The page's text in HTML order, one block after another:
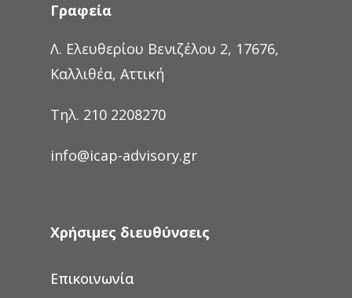
Γραφεία
Λ. Ελευθερίου Βενιζέλου 2, 17676,
Καλλιθέα, Αττική
Τηλ. 210 2208270
info@icap-advisory.gr
Χρήσιμες διευθύνσεις
Επικοινωνία